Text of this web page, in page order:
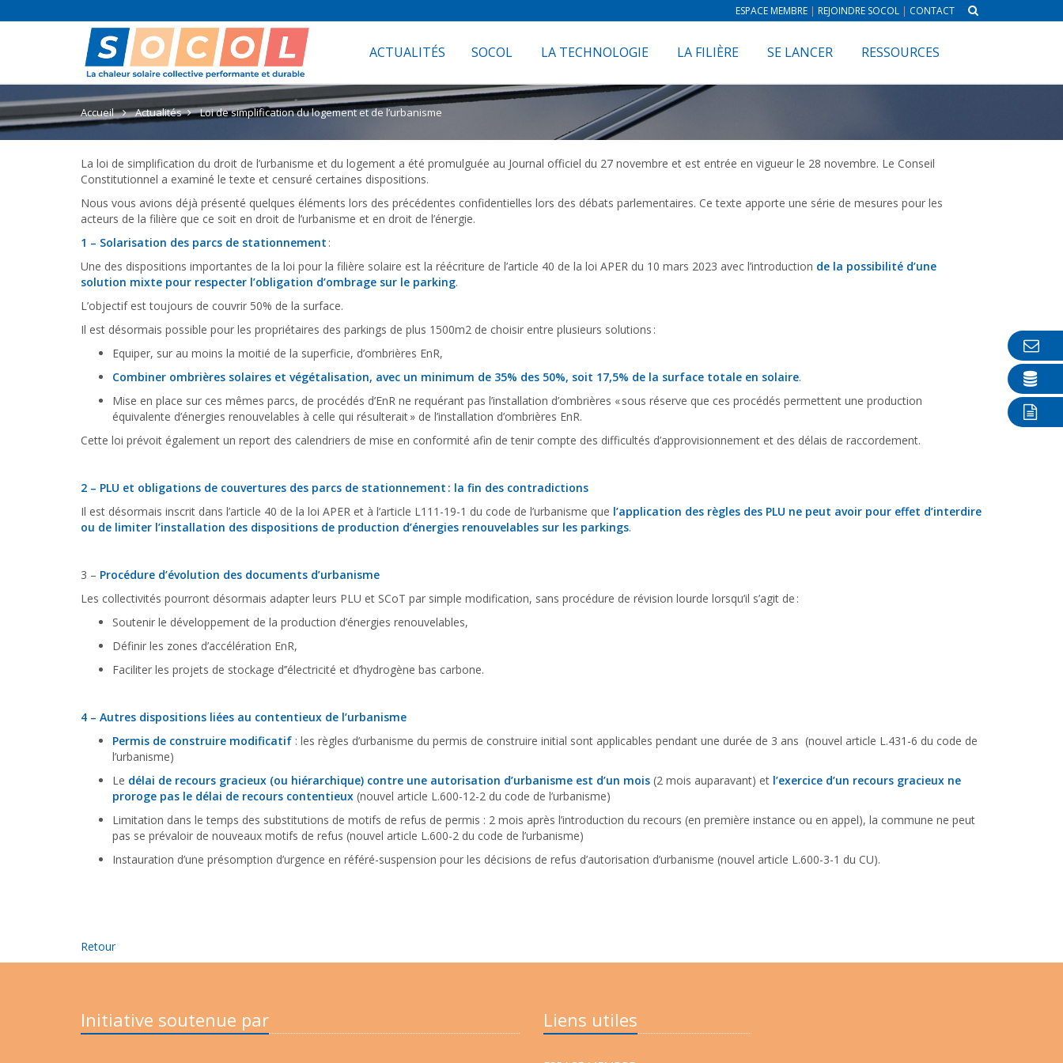
ESPACE MEMBRE | REJOINDRE SOCOL | CONTACT
ACTUALITÉS SOCOL LA TECHNOLOGIE LA FILIÈRE SE LANCER RESSOURCES
Accueil Actualités Loi de simplification du logement et de l’urbanisme
La loi de simplification du droit de l’urbanisme et du logement a été promulguée au Journal officiel du 27 novembre et est entrée en vigueur le 28 novembre. Le Conseil
Constitutionnel a examiné le texte et censuré certaines dispositions.
Nous vous avions déjà présenté quelques éléments lors des précédentes confidentielles lors des débats parlementaires. Ce texte apporte une série de mesures pour les
acteurs de la filière que ce soit en droit de l’urbanisme et en droit de l’énergie.
1 – Solarisation des parcs de stationnement :
Une des dispositions importantes de la loi pour la filière solaire est la réécriture de l’article 40 de la loi APER du 10 mars 2023 avec l’introduction de la possibilité d’une
solution mixte pour respecter l’obligation d’ombrage sur le parking.
L’objectif est toujours de couvrir 50% de la surface.
Il est désormais possible pour les propriétaires des parkings de plus 1500m2 de choisir entre plusieurs solutions :
Equiper, sur au moins la moitié de la superficie, d’ombrières EnR,
Combiner ombrières solaires et végétalisation, avec un minimum de 35% des 50%, soit 17,5% de la surface totale en solaire.
Mise en place sur ces mêmes parcs, de procédés d’EnR ne requérant pas l’installation d’ombrières « sous réserve que ces procédés permettent une production
équivalente d’énergies renouvelables à celle qui résulterait » de l’installation d’ombrières EnR.
Cette loi prévoit également un report des calendriers de mise en conformité afin de tenir compte des difficultés d’approvisionnement et des délais de raccordement.
2 – PLU et obligations de couvertures des parcs de stationnement : la fin des contradictions
Il est désormais inscrit dans l’article 40 de la loi APER et à l’article L111-19-1 du code de l’urbanisme que l’application des règles des PLU ne peut avoir pour effet d’interdire
ou de limiter l’installation des dispositions de production d’énergies renouvelables sur les parkings.
3 – Procédure d’évolution des documents d’urbanisme
Les collectivités pourront désormais adapter leurs PLU et SCoT par simple modification, sans procédure de révision lourde lorsqu’il s’agit de :
Soutenir le développement de la production d’énergies renouvelables,
Définir les zones d’accélération EnR,
Faciliter les projets de stockage d’’électricité et d’hydrogène bas carbone.
4 – Autres dispositions liées au contentieux de l’urbanisme
Permis de construire modificatif : les règles d’urbanisme du permis de construire initial sont applicables pendant une durée de 3 ans (nouvel article L.431-6 du code de
l’urbanisme)
Le délai de recours gracieux (ou hiérarchique) contre une autorisation d’urbanisme est d’un mois (2 mois auparavant) et l’exercice d’un recours gracieux ne
proroge pas le délai de recours contentieux (nouvel article L.600-12-2 du code de l’urbanisme)
Limitation dans le temps des substitutions de motifs de refus de permis : 2 mois après l’introduction du recours (en première instance ou en appel), la commune ne peut
pas se prévaloir de nouveaux motifs de refus (nouvel article L.600-2 du code de l’urbanisme)
Instauration d’une présomption d’urgence en référé-suspension pour les décisions de refus d’autorisation d’urbanisme (nouvel article L.600-3-1 du CU).
Retour
Initiative soutenue par Liens utiles